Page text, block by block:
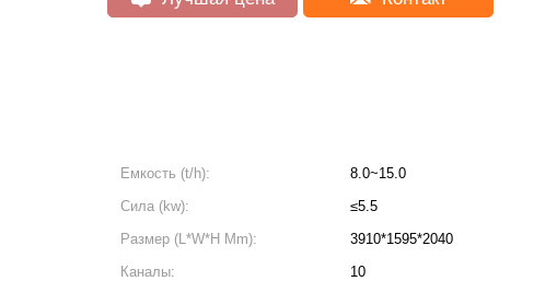
Емкость (t/h):
8.0~15.0
Сила (kw):
≤5.5
Размер (L*W*H Mm):
3910*1595*2040
Каналы:
10